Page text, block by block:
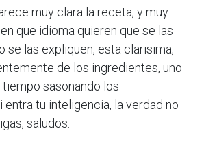
muy clara la receta, y muy
que idioma quieren que se las
se las expliquen, esta clarisima,
de los ingredientes, uno
sasonando los
entra tu inteligencia, la verdad no
saludos.